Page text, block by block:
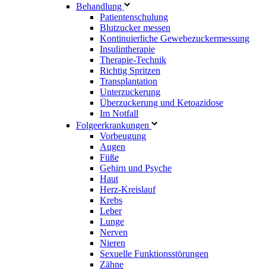
Behandlung
Patientenschulung
Blutzucker messen
Kontinuierliche Gewebezuckermessung
Insulintherapie
Therapie-Technik
Richtig Spritzen
Transplantation
Unterzuckerung
Überzuckerung und Ketoazidose
Im Notfall
Folgeerkrankungen
Vorbeugung
Augen
Füße
Gehirn und Psyche
Haut
Herz-Kreislauf
Krebs
Leber
Lunge
Nerven
Nieren
Sexuelle Funktionsstörungen
Zähne